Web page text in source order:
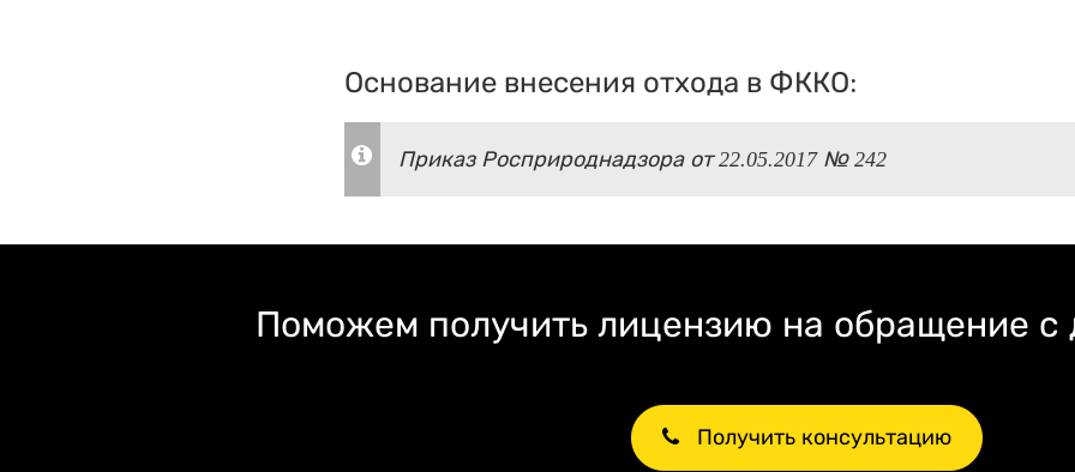
Основание внесения отхода в ФККО:
Приказ Росприроднадзора от 22.05.2017 № 242
Поможем получить лицензию на обращение с
Получить консультацию